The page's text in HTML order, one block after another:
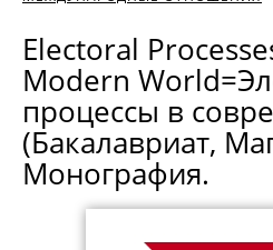
Electoral
Modern
процессы в
(Бакалавриат,
Монография.